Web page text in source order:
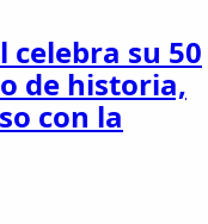
celebra su 50
de historia,
con la